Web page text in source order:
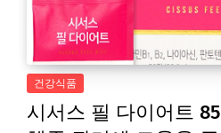
건강식품
시서스 필 다이어트